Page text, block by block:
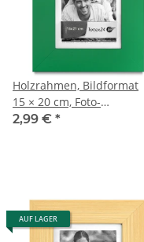
Holzrahmen, Bildformat
15 × 20 cm, Foto-
Bilderrahmen mit
2,99 € *
AUF LAGER